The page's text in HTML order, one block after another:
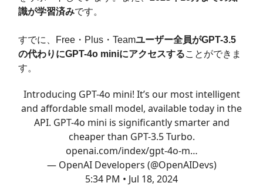
識が学習済みです。
すでに、Free・Plus・Teamユーザー全員がGPT-3.5
の代わりにGPT-4o miniにアクセスすることができま
す。
Introducing GPT-4o mini! It’s our most intelligent
and affordable small model, available today in the
API. GPT-4o mini is significantly smarter and
cheaper than GPT-3.5 Turbo.
openai.com/index/gpt-4o-m…
— OpenAI Developers (@OpenAIDevs)
5:34 PM • Jul 18, 2024